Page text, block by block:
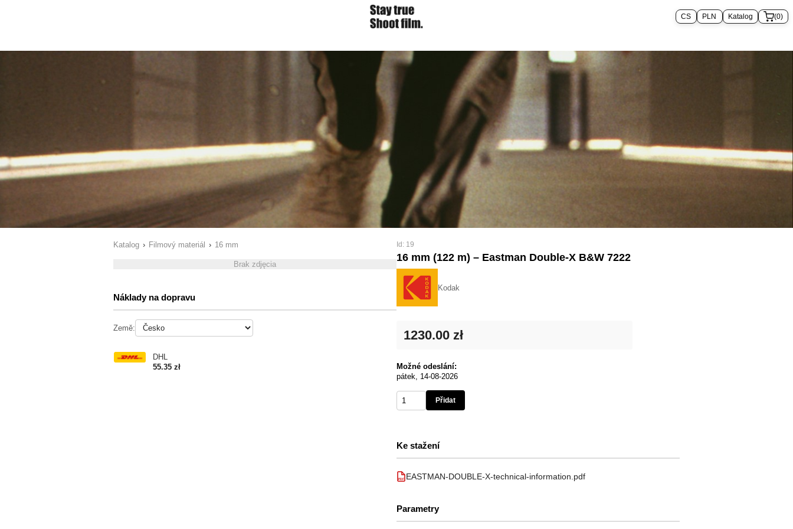
Katalog (0)
Katalog › Filmový materiál › 16 mm
Brak zdjęcia
Náklady na dopravu
Země:
DHL
55.35 zł
Id: 19
16 mm (122 m) – Eastman Double-X B&W 7222
Kodak
1230.00 zł
Možné odeslání:
pátek, 14-08-2026
Přidat
Ke stažení
PDF EASTMAN-DOUBLE-X-technical-information.pdf
Parametry